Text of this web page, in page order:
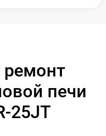
печи
25JT